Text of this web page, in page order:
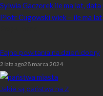
Sylwia Gaczorek ile ma lat,
Piotr Cugowski wiek – ile ma
Fajne powitania na dzień dobry
2 lata ago28 marca 2024
Jakie są państwa na Z